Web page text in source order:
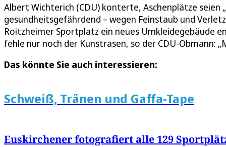
Albert Wichterich (CDU) konterte, Aschenplätze
gesundheitsgefährdend – wegen Feinstaub und
Roitzheimer Sportplatz ein neues Umkleidegebäude
fehle nur noch der Kunstrasen, so der CDU-Obmann:
Das könnte Sie auch interessieren:
Schweiß, Tränen und Gaffa-Tape
Euskirchener fotografiert alle 129